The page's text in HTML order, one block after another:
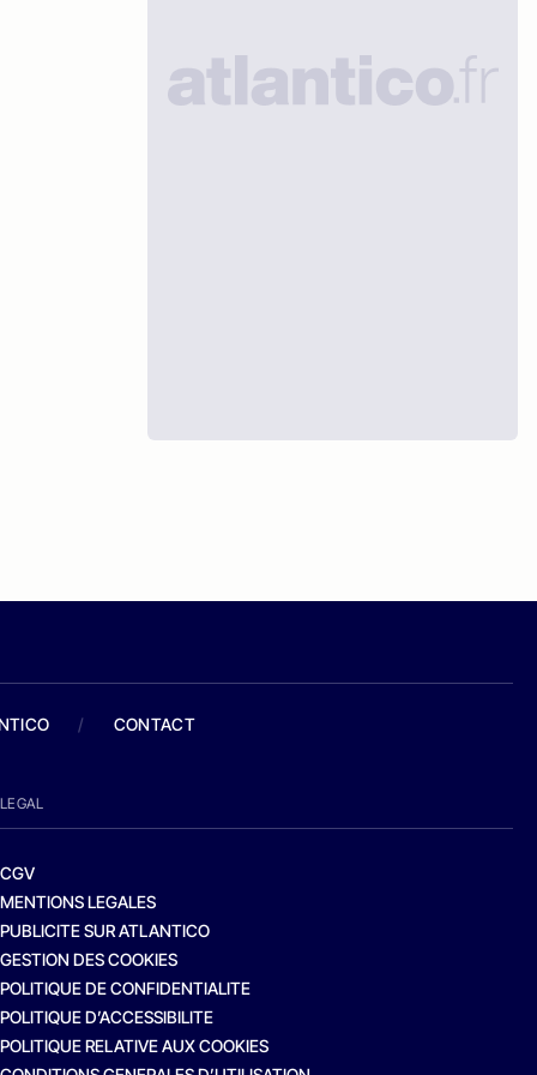
/ CONTACT
LEGAL
CGV
MENTIONS LEGALES
PUBLICITE SUR ATLANTICO
GESTION DES COOKIES
POLITIQUE DE CONFIDENTIALITE
POLITIQUE D’ACCESSIBILITE
POLITIQUE RELATIVE AUX COOKIES